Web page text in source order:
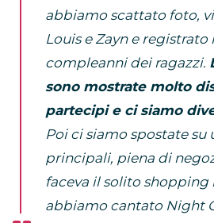
abbiamo scattato foto,
Louis e Zayn e
compleanni dei ragazzi.
sono mostrate molto
partecipi e ci siamo
Poi ci siamo spostate su
principali, piena di
faceva il solito shopping
abbiamo cantato Night